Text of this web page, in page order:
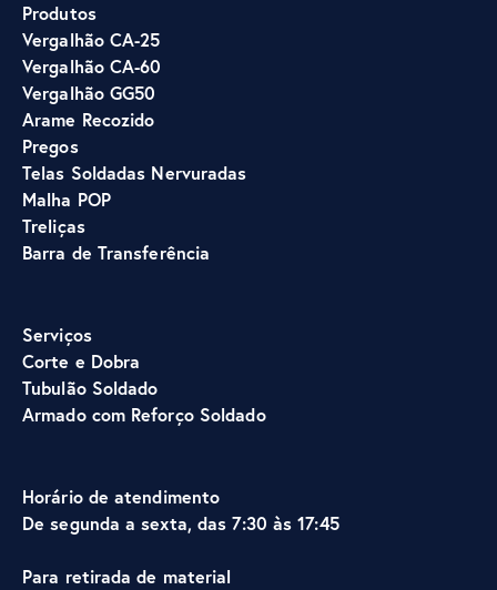
Produtos
Vergalhão CA-25
Vergalhão CA-60
Vergalhão GG50
Arame Recozido
Pregos
Telas Soldadas Nervuradas
Malha POP
Treliças
Barra de Transferência
Serviços
Corte e Dobra
TubulãoSoldado
Armado com Reforço Soldado
Horário de atendimento
De segunda a sexta, das 7:30 às 17:45
Para retirada de material